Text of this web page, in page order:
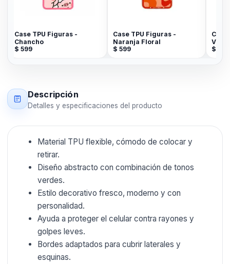
Case TPU Figuras -
Chancho
$ 599
Case TPU Figuras -
Naranja Floral
$ 599
Case
$
Descripción
Detalles y especificaciones del producto
Material TPU flexible, cómodo de colocar y
retirar.
Diseño abstracto con combinación de tonos
verdes.
Estilo decorativo fresco, moderno y con
personalidad.
Ayuda a proteger el celular contra rayones y
golpes leves.
Bordes adaptados para cubrir laterales y
esquinas.